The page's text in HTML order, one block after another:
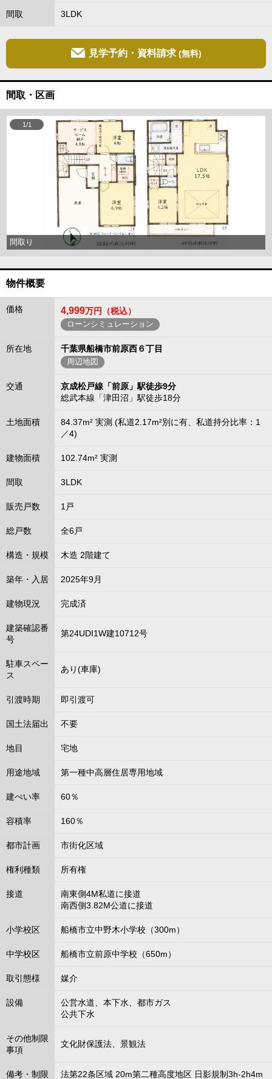
間取 3LDK
見学予約・資料請求 (無料)
間取・区画
間取り
1/1
物件概要
価格 4,999万円（税込）
ローンシミュレーション
所在地 千葉県船橋市前原西６丁目
周辺地図
交通
京成松戸線「前原」駅徒歩9分
総武本線「津田沼」駅徒歩18分
土地面積
84.37m² 実測 (私道2.17m²別に有、私道持分比率：1
／4)
建物面積 102.74m² 実測
間取 3LDK
販売戸数 1戸
総戸数 全6戸
構造・規模 木造 2階建て
築年・入居 2025年9月
建物現況 完成済
建築確認番
号
第24UDI1W建10712号
駐車スペー
ス
あり(車庫)
引渡時期 即引渡可
国土法届出 不要
地目 宅地
用途地域 第一種中高層住居専用地域
建ぺい率 60％
容積率 160％
都市計画 市街化区域
権利種類 所有権
接道
南東側4M私道に接道
南西側3.82M公道に接道
小学校区 船橋市立中野木小学校（300m）
中学校区 船橋市立前原中学校（650m）
取引態様 媒介
設備
公営水道、本下水、都市ガス
公共下水
その他制限
事項
文化財保護法、景観法
備考・制限 法第22条区域 20m第二種高度地区 日影規制3h-2h4m